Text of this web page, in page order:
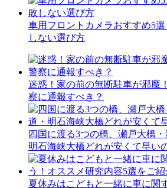
車用フロントカメラおすすめ5
しない選び方
迷惑！家の前の無断駐車が邪魔
察に通報すべき？
四国に渡る3つの橋、瀬戸大橋
明石海峡大橋どれが安くて早い
夏休みはこどもと一緒に車に関